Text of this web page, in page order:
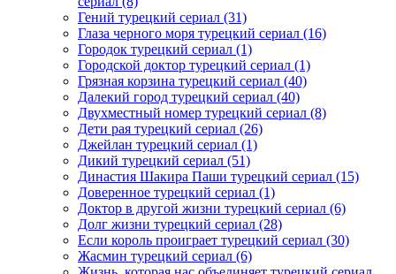
Гений турецкий сериал (31)
Глаза черного моря турецкий сериал (16)
Городок турецкий сериал (1)
Городской доктор турецкий сериал (1)
Грязная корзина турецкий сериал (40)
Далекий город турецкий сериал (40)
Двухместный номер турецкий сериал (8)
Дети рая турецкий сериал (26)
Джейлан турецкий сериал (1)
Дикий турецкий сериал (51)
Династия Шакира Паши турецкий сериал (15)
Доверенное турецкий сериал (1)
Доктор в другой жизни турецкий сериал (6)
Долг жизни турецкий сериал (28)
Если король проиграет турецкий сериал (30)
Жасмин турецкий сериал (6)